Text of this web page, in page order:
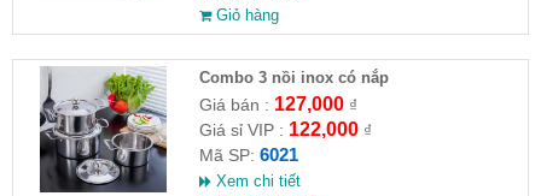
Giỏ hàng
Combo 3 nồi inox có nắp
Giá bán : 127,000₫
Giá sỉ VIP : 122,000₫
Mã SP: 6021
Xem chi tiết